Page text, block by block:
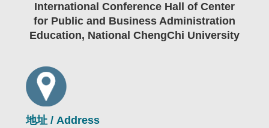
International Conference Hall of Center
for Public and Business Administration
Education, National ChengChi University
地址 / Address